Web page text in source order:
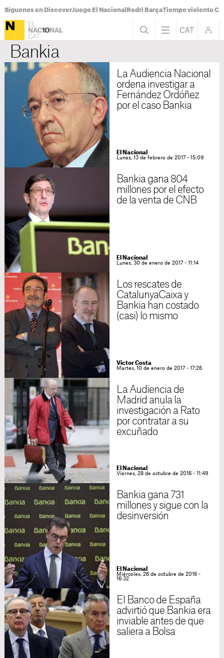
Síguenos en DiscoverJuego El Nacional Rodri BarçaTiempo violento
Bankia
La Audiencia Nacional
ordena investigar a
Fernández Ordóñez
por el caso Bankia
El Nacional
Lunes, 13 de febrero de 2017 - 15:09
Bankia gana 804
millones por el efecto
de la venta de CNB
El Nacional
Lunes, 30 de enero de 2017 - 11:14
Los rescates de
CatalunyaCaixa y
Bankia han costado
(casi) lo mismo
Víctor Costa
Martes, 10 de enero de 2017 - 17:26
La Audiencia de
Madrid anula la
investigación a Rato
por contratar a su
excuñado
El Nacional
Viernes, 28 de octubre de 2016 - 11:49
Bankia gana 731
millones y sigue con la
desinversión
El Nacional
Miércoles, 26 de octubre de 2016 -
16:32
El Banco de España
advirtió que Bankia era
inviable antes de que
saliera a Bolsa